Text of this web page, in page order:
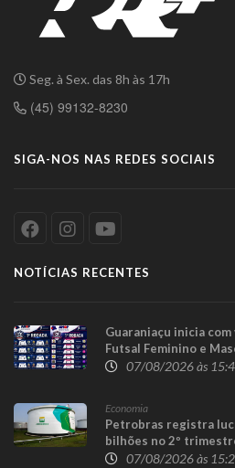
Seg. à Sex. das 8h às 17h
(45) 99132-8230
SIGA-NOS NAS REDES SOCIAIS
NOTÍCIAS RECENTES
Guaraniaçu inicia
Futsal Feminino e
07/08/2026 às
Economia
Petrobras registra
bilhões no 2º
defasagem nos
07/08/2026 às